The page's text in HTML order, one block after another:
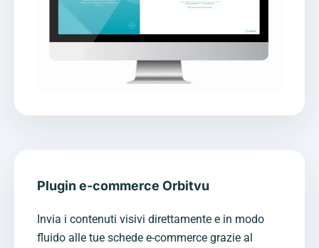
Plugin e-commerce Orbitvu
Invia i contenuti visivi direttamente e in modo
fluido alle tue schede e-commerce grazie al